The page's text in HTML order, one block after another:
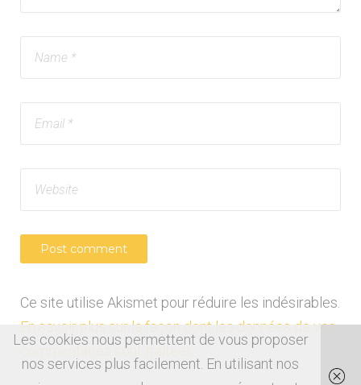
Ce site utilise Akismet pour réduire les indésirables.
En savoir plus sur la façon dont les données de vos
commentaires sont traitées
Les cookies nous permettent de vous proposer
nos services plus facilement. En utilisant nos